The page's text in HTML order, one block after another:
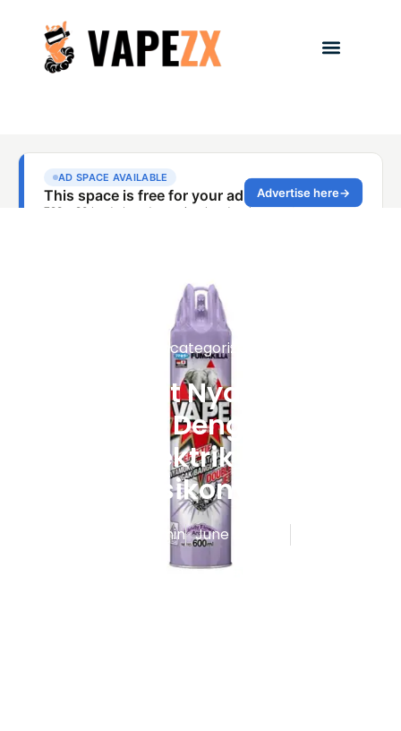
Uncategorized
Vape Obat Nyamuk Apa
Bedanya Dengan Vape
Rokok Elektrik Dan Apa
Risikonya
Admin June 27, 2026